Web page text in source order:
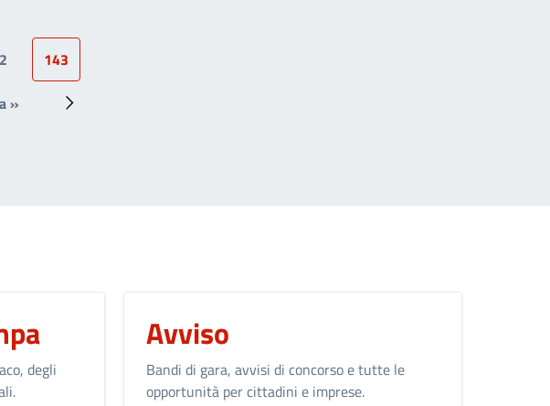
Pagina attuale
143
pagina
»
Prossima pagina
the page number you want to go to
degli
Avviso
Bandi di gara, avvisi di concorso e tutte le
opportunità per cittadini e imprese.